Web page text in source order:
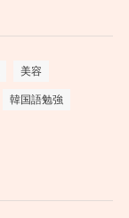
美容
韓国語勉強